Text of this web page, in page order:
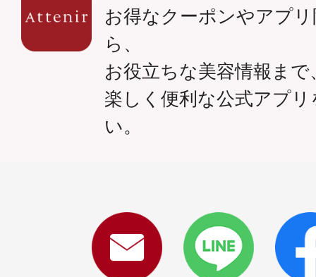
お得なクーポンやアプ
ら、
お役立ちな美容情報まで
楽しく便利な公式アプ
い。